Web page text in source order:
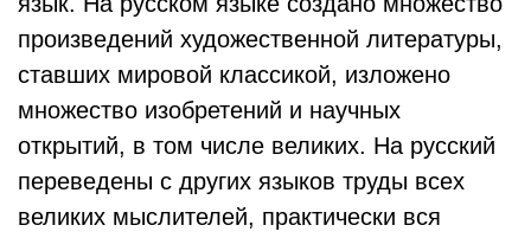
произведений художественной литературы,
ставших мировой классикой, изложено
множество изобретений и научных
открытий, в том числе великих. На русский
переведены с других языков труды всех
великих мыслителей, практически вся